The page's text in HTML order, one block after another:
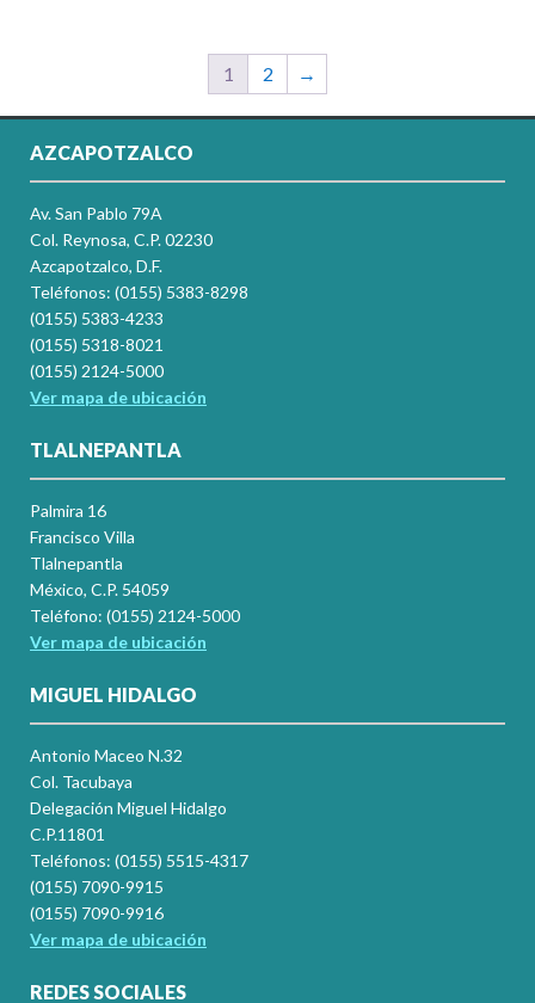
1 2 →
AZCAPOTZALCO
Av. San Pablo 79A
Col. Reynosa, C.P. 02230
Azcapotzalco, D.F.
Teléfonos: (0155) 5383-8298
(0155) 5383-4233
(0155) 5318-8021
(0155) 2124-5000
Ver mapa de ubicación
TLALNEPANTLA
Palmira 16
Francisco Villa
Tlalnepantla
México, C.P. 54059
Teléfono: (0155) 2124-5000
Ver mapa de ubicación
MIGUEL HIDALGO
Antonio Maceo N.32
Col. Tacubaya
Delegación Miguel Hidalgo
C.P.11801
Teléfonos: (0155) 5515-4317
(0155) 7090-9915
(0155) 7090-9916
Ver mapa de ubicación
REDES SOCIALES